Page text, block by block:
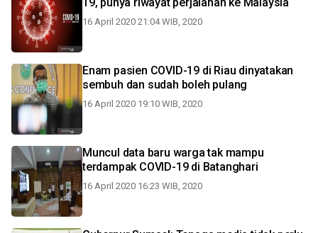
16 April 2020 21:04 WIB, 2020
Enam pasien COVID-19 di Riau dinyatakan
sembuh dan sudah boleh pulang
16 April 2020 19:10 WIB, 2020
Muncul data baru warga tak mampu
terdampak COVID-19 di Batanghari
16 April 2020 16:23 WIB, 2020